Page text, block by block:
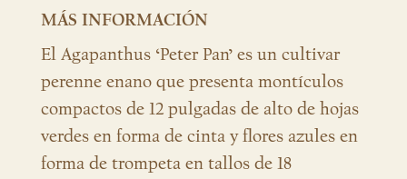
MÁS INFORMACIÓN
El Agapanthus ‘Peter Pan’ es un cultivar
perenne enano que presenta montículos
compactos de 12 pulgadas de alto de hojas
verdes en forma de cinta y flores azules en
forma de trompeta en tallos de 18